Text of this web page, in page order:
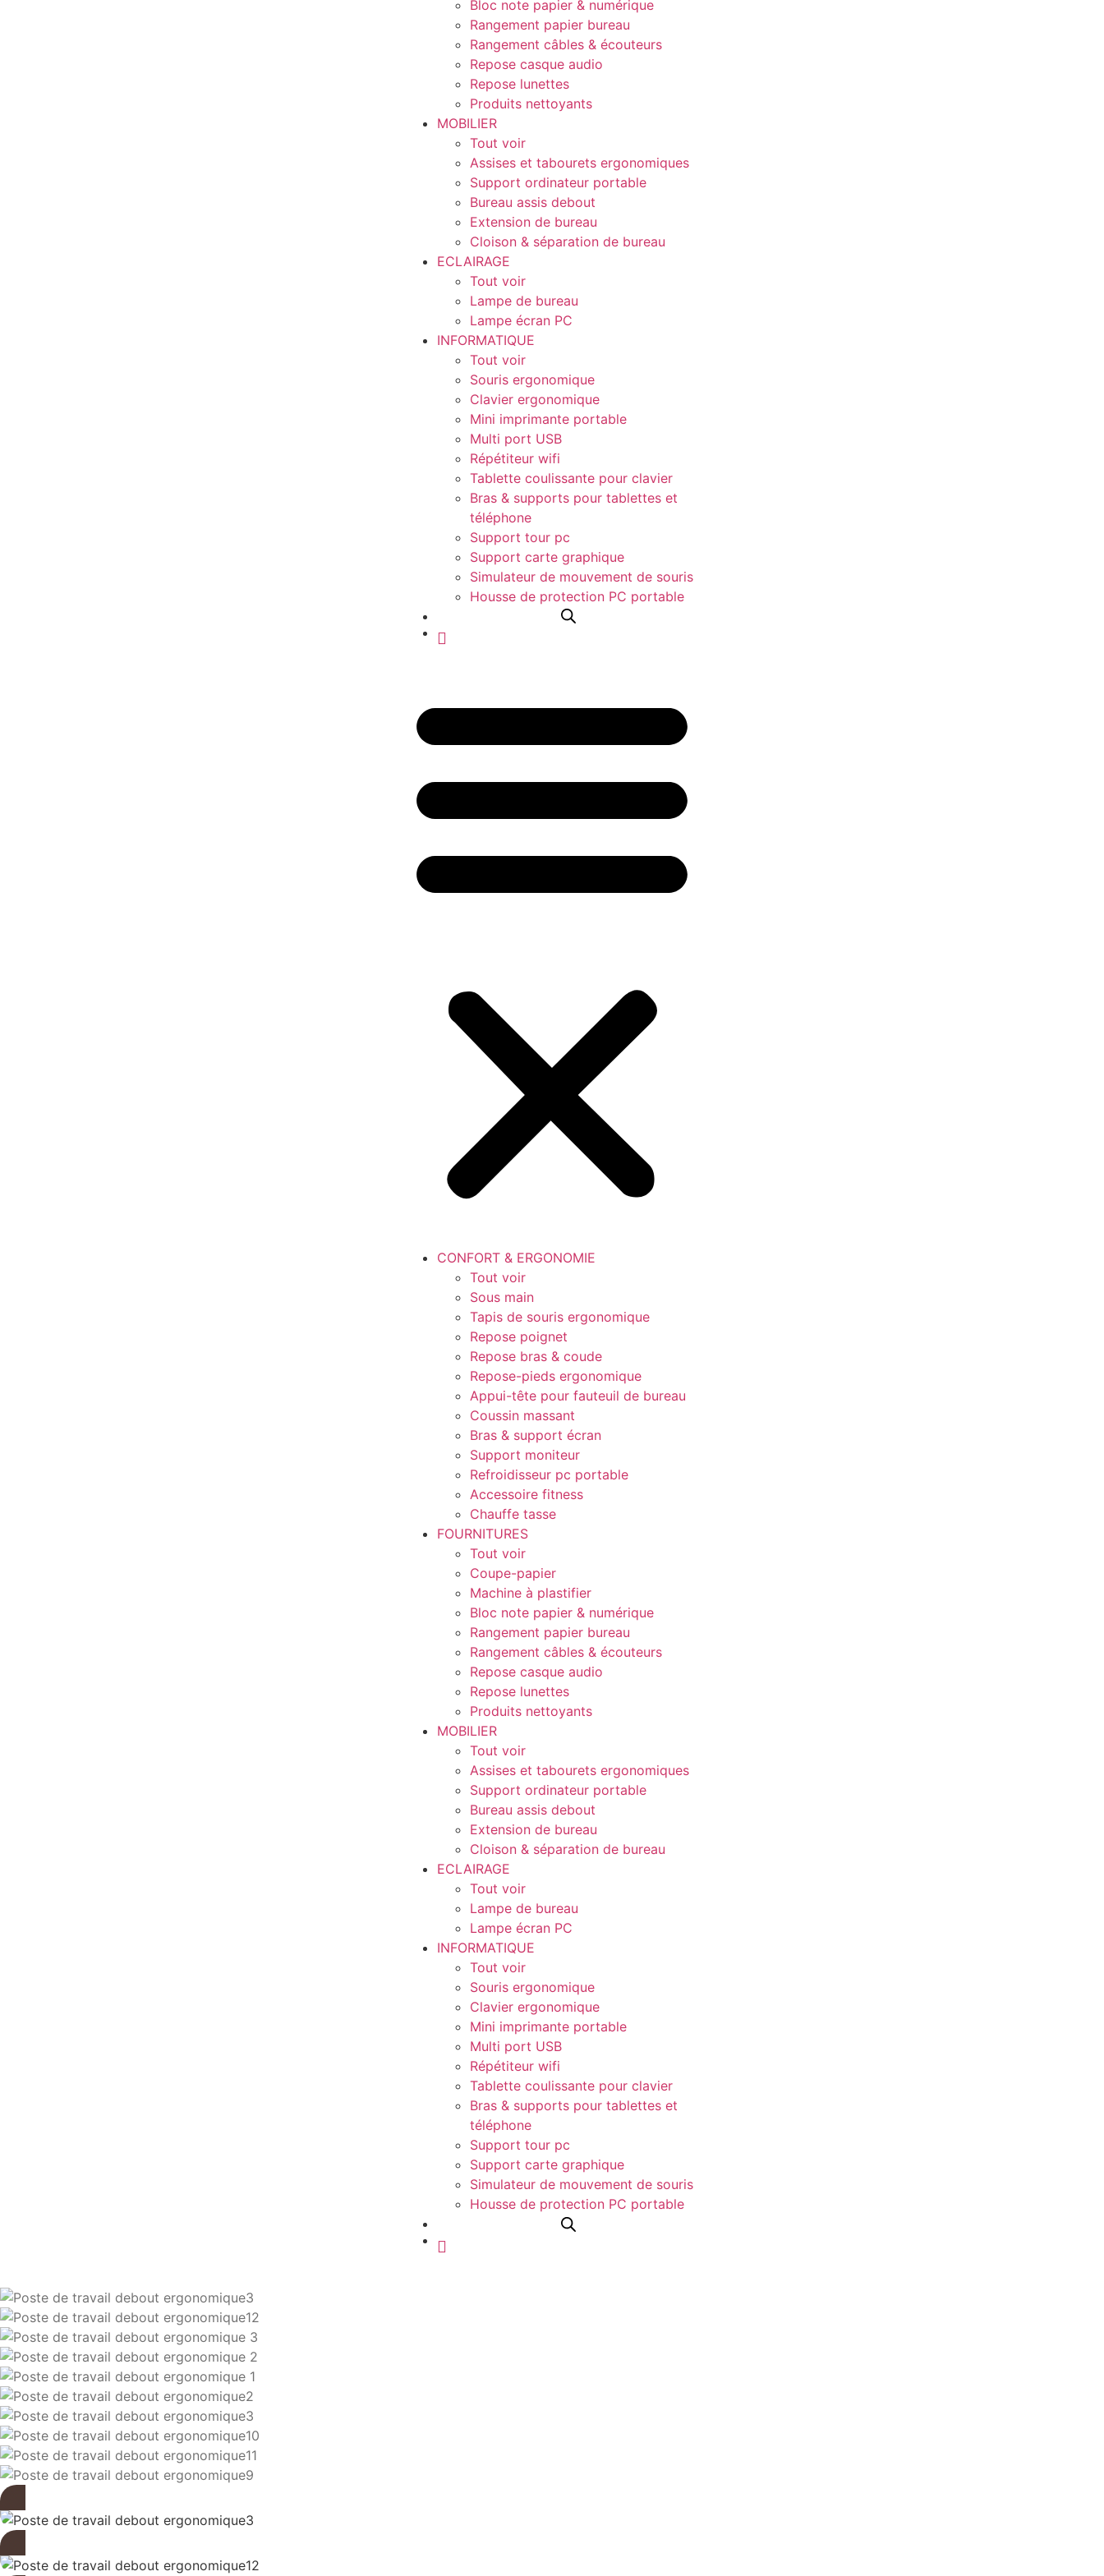
Bloc note papier & numérique
Rangement papier bureau
Rangement câbles & écouteurs
Repose casque audio
Repose lunettes
Produits nettoyants
MOBILIER
Tout voir
Assises et tabourets ergonomiques
Support ordinateur portable
Bureau assis debout
Extension de bureau
Cloison & séparation de bureau
ECLAIRAGE
Tout voir
Lampe de bureau
Lampe écran PC
INFORMATIQUE
Tout voir
Souris ergonomique
Clavier ergonomique
Mini imprimante portable​
Multi port USB
Répétiteur wifi
Tablette coulissante pour clavier
Bras & supports pour tablettes et
téléphone
Support tour pc
Support carte graphique
Simulateur de mouvement de souris
Housse de protection PC portable
CONFORT & ERGONOMIE
Tout voir
Sous main
Tapis de souris ergonomique
Repose poignet
Repose bras & coude
Repose-pieds ergonomique
Appui-tête pour fauteuil de bureau
Coussin massant
Bras & support écran
Support moniteur
Refroidisseur pc portable
Accessoire fitness
Chauffe tasse
FOURNITURES
Tout voir
Coupe-papier
Machine à plastifier
Bloc note papier & numérique
Rangement papier bureau
Rangement câbles & écouteurs
Repose casque audio
Repose lunettes
Produits nettoyants
MOBILIER
Tout voir
Assises et tabourets ergonomiques
Support ordinateur portable
Bureau assis debout
Extension de bureau
Cloison & séparation de bureau
ECLAIRAGE
Tout voir
Lampe de bureau
Lampe écran PC
INFORMATIQUE
Tout voir
Souris ergonomique
Clavier ergonomique
Mini imprimante portable​
Multi port USB
Répétiteur wifi
Tablette coulissante pour clavier
Bras & supports pour tablettes et
téléphone
Support tour pc
Support carte graphique
Simulateur de mouvement de souris
Housse de protection PC portable